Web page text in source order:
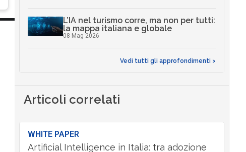
L’IA nel turismo corre, ma non per tutti:
la mappa italiana e globale
08 Mag 2026
Vedi tutti gli approfondimenti >
Articoli correlati
WHITE PAPER
Artificial Intelligence in Italia: tra adozione